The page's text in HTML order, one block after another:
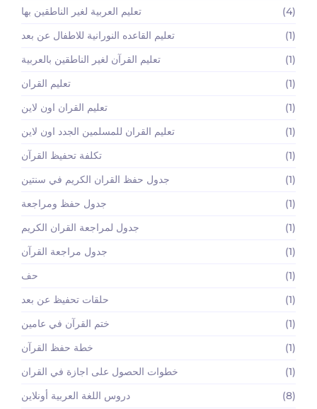
تعليم العربية لغير الناطقين بها
(4)
تعليم القاعده النورانية للاطفال عن بعد
(1)
تعليم القرآن لغير الناطقين بالعربية
(1)
تعليم القران
(1)
تعليم القران اون لاين
(1)
تعليم القران للمسلمين الجدد اون لاين
(1)
تكلفة تحفيظ القرآن
(1)
جدول حفظ القران الكريم في سنتين
(1)
جدول حفظ ومراجعة
(1)
جدول لمراجعة القران الكريم
(1)
جدول مراجعة القرآن
(1)
حف
(1)
حلقات تحفيظ عن بعد
(1)
ختم القرآن في عامين
(1)
خطة حفظ القرآن
(1)
خطوات الحصول على اجازة في القران
(1)
دروس اللغة العربية أونلاين
(8)